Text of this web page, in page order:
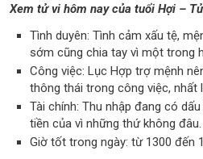
Xem tử vi hôm nay của tuổi Hợi –
Tình duyên: Tình cảm xấu tệ,
sớm cũng chia tay vì một trong
Công việc: Lục Hợp trợ mệnh
thông thái trong công việc, nhất
Tài chính: Thu nhập đang có
tiền của vì những thứ không đâu.
Giờ tốt trong ngày: từ 1300 đến